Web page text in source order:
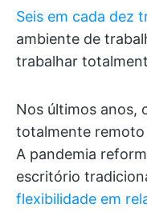
Seis em cada dez
ambiente de
trabalhar
Nos últimos anos,
totalmente remoto
A pandemia
escritório
flexibilidade em